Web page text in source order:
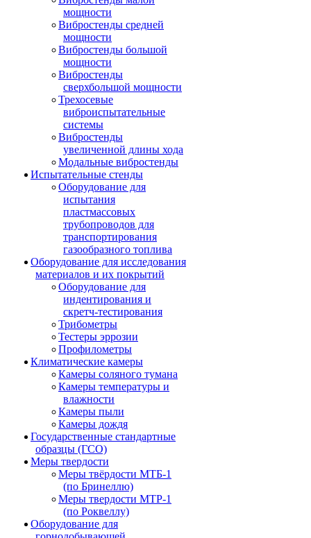
мощности
Вибростенды средней
мощности
Вибростенды большой
мощности
Вибростенды
сверхбольшой мощности
Трехосевые
виброиспытательные
системы
Вибростенды
увеличенной длины хода
Модальные вибростенды
Испытательные стенды
Оборудование для
испытания
пластмассовых
трубопроводов для
транспортирования
газообразного топлива
Оборудование для исследования
материалов и их покрытий
Оборудование для
индентирования и
скретч-тестирования
Трибометры
Тестеры эррозии
Профилометры
Климатические камеры
Камеры соляного тумана
Камеры температуры и
влажности
Камеры пыли
Камеры дождя
Государственные стандартные
образцы (ГСО)
Меры твердости
Меры твёрдости МТБ-1
(по Бринеллю)
Меры твердости МТР-1
(по Роквеллу)
Оборудование для